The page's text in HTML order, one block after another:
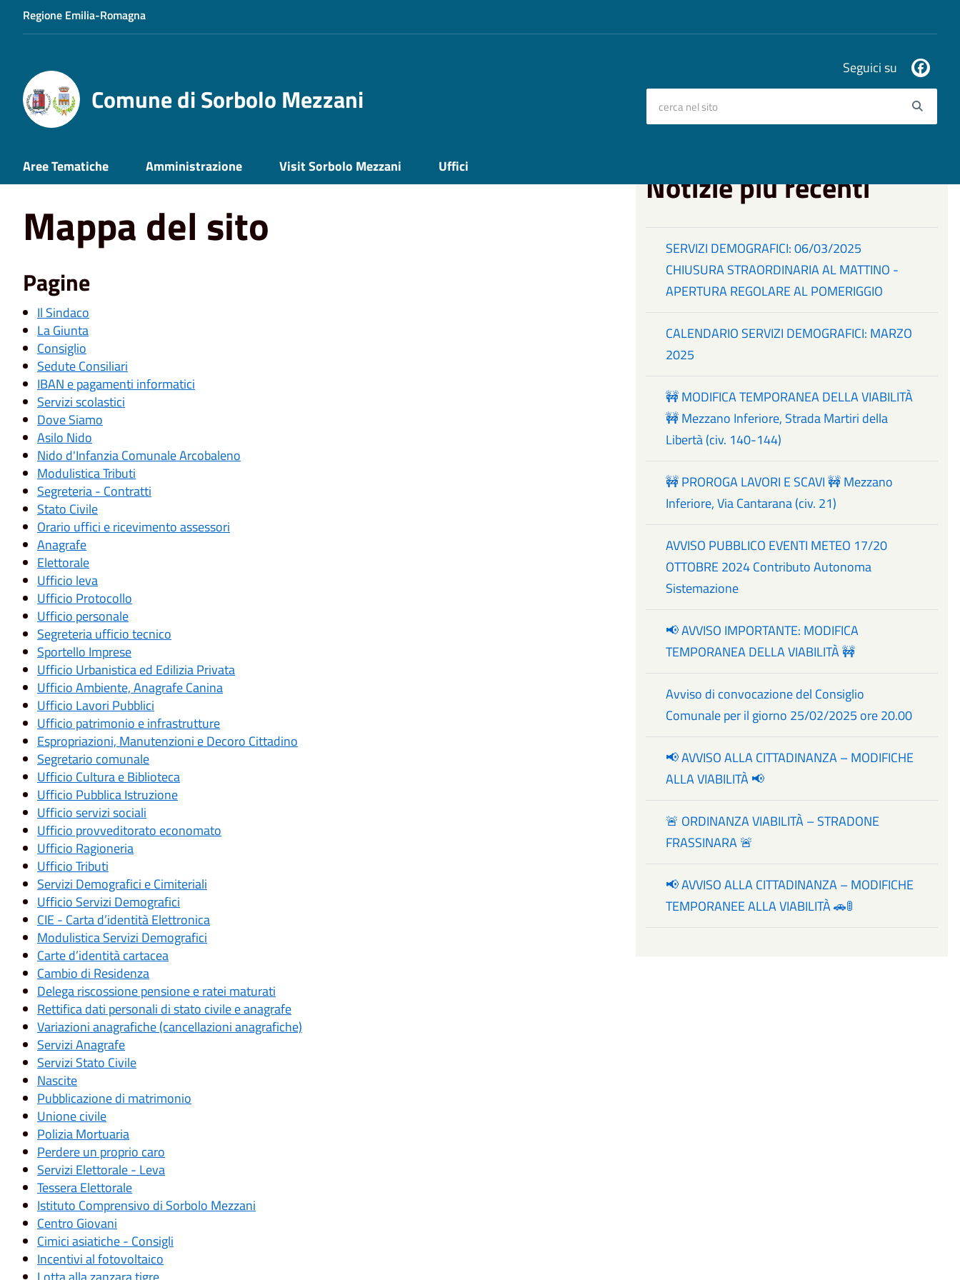
Regione Emilia-Romagna
Comune di Sorbolo Mezzani
Seguici su
Aree Tematiche Amministrazione Visit Sorbolo Mezzani Uffici
Home Mappa del sito
Mappa del sito
Pagine
Il Sindaco
La Giunta
Consiglio
Sedute Consiliari
IBAN e pagamenti informatici
Servizi scolastici
Dove Siamo
Asilo Nido
Nido d'Infanzia Comunale Arcobaleno
Modulistica Tributi
Segreteria - Contratti
Stato Civile
Orario uffici e ricevimento assessori
Anagrafe
Elettorale
Ufficio leva
Ufficio Protocollo
Ufficio personale
Segreteria ufficio tecnico
Sportello Imprese
Ufficio Urbanistica ed Edilizia Privata
Ufficio Ambiente, Anagrafe Canina
Ufficio Lavori Pubblici
Ufficio patrimonio e infrastrutture
Espropriazioni, Manutenzioni e Decoro Cittadino
Segretario comunale
Ufficio Cultura e Biblioteca
Ufficio Pubblica Istruzione
Ufficio servizi sociali
Ufficio provveditorato economato
Ufficio Ragioneria
Ufficio Tributi
Servizi Demografici e Cimiteriali
Ufficio Servizi Demografici
CIE - Carta d’identità Elettronica
Modulistica Servizi Demografici
Carte d’identità cartacea
Cambio di Residenza
Delega riscossione pensione e ratei maturati
Rettifica dati personali di stato civile e anagrafe
Variazioni anagrafiche (cancellazioni anagrafiche)
Servizi Anagrafe
Servizi Stato Civile
Nascite
Pubblicazione di matrimonio
Unione civile
Polizia Mortuaria
Perdere un proprio caro
Servizi Elettorale - Leva
Tessera Elettorale
Istituto Comprensivo di Sorbolo Mezzani
Centro Giovani
Cimici asiatiche - Consigli
Incentivi al fotovoltaico
Notizie più recenti
SERVIZI DEMOGRAFICI: 06/03/2025
CHIUSURA STRAORDINARIA AL MATTINO -
APERTURA REGOLARE AL POMERIGGIO
CALENDARIO SERVIZI DEMOGRAFICI: MARZO
2025
🚧 MODIFICA TEMPORANEA DELLA VIABILITÀ
🚧 Mezzano Inferiore, Strada Martiri della
Libertà (civ. 140-144)
🚧 PROROGA LAVORI E SCAVI 🚧 Mezzano
Inferiore, Via Cantarana (civ. 21)
AVVISO PUBBLICO EVENTI METEO 17/20
OTTOBRE 2024 Contributo Autonoma
Sistemazione
📢 AVVISO IMPORTANTE: MODIFICA
TEMPORANEA DELLA VIABILITÀ 🚧
Avviso di convocazione del Consiglio
Comunale per il giorno 25/02/2025 ore 20.00
📢 AVVISO ALLA CITTADINANZA – MODIFICHE
ALLA VIABILITÀ 📢
🚨 ORDINANZA VIABILITÀ – STRADONE
FRASSINARA 🚨
📢 AVVISO ALLA CITTADINANZA – MODIFICHE
TEMPORANEE ALLA VIABILITÀ 🚗🚦